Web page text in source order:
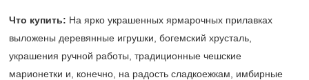
Что купить: На ярко украшенных ярмарочных прилавках
выложены деревянные игрушки, богемский хрусталь,
украшения ручной работы, традиционные чешские
марионетки и, конечно, на радость сладкоежкам, имбирные